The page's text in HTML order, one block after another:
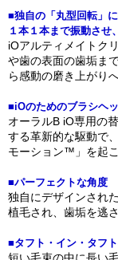
■独自の「丸型回転」
１本１本まで振動させ
iOアルティメイトク
や歯の表面の歯垢ま
ら感動の磨き上がりへ
■iOのためのブラシヘ
オーラルB iO専用の
する革新的な駆動で
モーション™」を起こ
■パーフェクトな角度
独自にデザインされ
植毛され、歯垢を逃
■タフト・イン・タフ
短い毛束の中に長い